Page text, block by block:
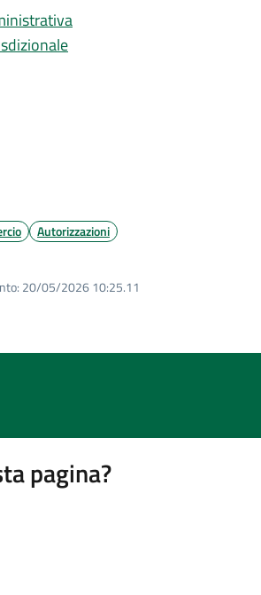
Autorizzazioni
20/05/2026 10:25.11
pagina?